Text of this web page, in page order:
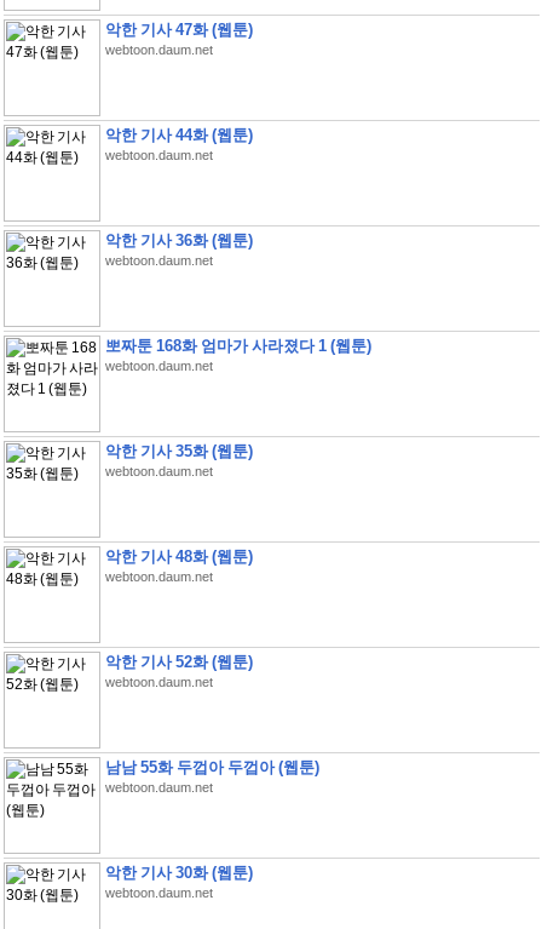
악한 기사 47화 (웹툰)
webtoon.daum.net
악한 기사 44화 (웹툰)
webtoon.daum.net
악한 기사 36화 (웹툰)
webtoon.daum.net
뽀짜툰 168화 엄마가 사라졌다 1 (웹툰)
webtoon.daum.net
악한 기사 35화 (웹툰)
webtoon.daum.net
악한 기사 48화 (웹툰)
webtoon.daum.net
악한 기사 52화 (웹툰)
webtoon.daum.net
남남 55화 두껍아 두껍아 (웹툰)
webtoon.daum.net
악한 기사 30화 (웹툰)
webtoon.daum.net